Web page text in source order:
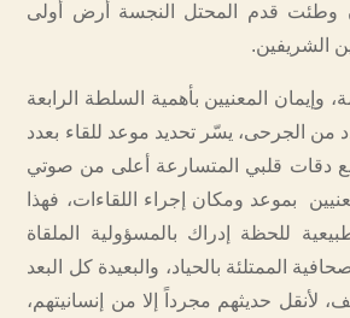
وطئت قدم المحتل النجسة أرض أولى
الشريفين.
وإيمان المعنيين بأهمية السلطة الرابعة
من الجرحى، يسّر تحديد موعد للقاء بعدد
دقات قلبي المتسارعة أعلى من صوتي
بموعد ومكان إجراء اللقاءات، فهذا
للحظة إدراك بالمسؤولية الملقاة
الممتلئة بالحياد، والبعيدة كل البعد
لأنقل حديثهم مجرداً إلا من إنسانيتهم،